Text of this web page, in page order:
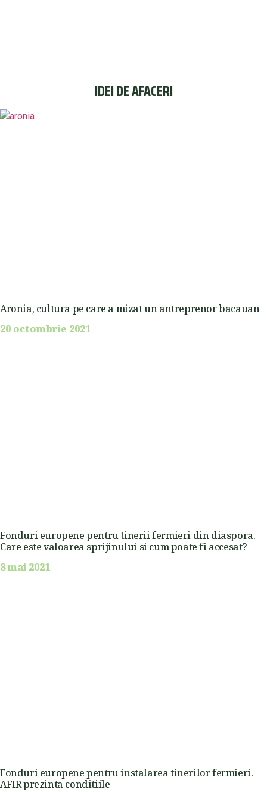
IDEI DE AFACERI
Aronia, cultura pe care a mizat un antreprenor bacauan
20 octombrie 2021
Fonduri europene pentru tinerii fermieri din diaspora.
Care este valoarea sprijinului si cum poate fi accesat?
8 mai 2021
Fonduri europene pentru instalarea tinerilor fermieri.
AFIR prezinta conditiile